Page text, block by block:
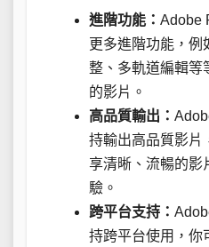
進階功能： Adobe
更多進階功能，例
整、多軌道編輯等
的影片。
高品質輸出：
持輸出高品質影片
享清晰、流暢的影
驗。
跨平台支持：
持跨平台使用，你